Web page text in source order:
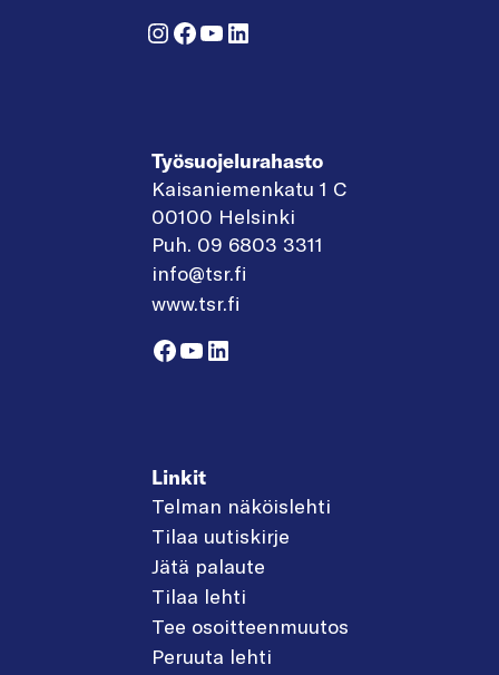
Instagram
Facebook
YouTube
LinkedIn
Työsuojelurahasto
Kaisaniemenkatu 1 C
00100 Helsinki
Puh. 09 6803 3311
info@tsr.fi
www.tsr.fi
Facebook
YouTube
LinkedIn
Linkit
Telman näköislehti
Tilaa uutiskirje
Jätä palaute
Tilaa lehti
Tee osoitteenmuutos
Peruuta lehti